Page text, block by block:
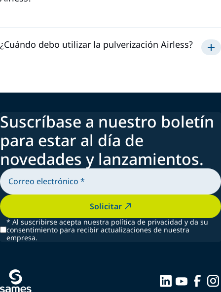
rápida
¿Cuándo debo utilizar la pulverización Airless?
Suscríbase a nuestro boletín
para estar al día de
novedades y lanzamientos.
Solicitar
* Al suscribirse acepta nuestra política de privacidad y da su
consentimiento para recibir actualizaciones de nuestra
empresa.